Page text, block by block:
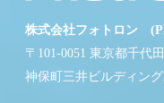
株式会社フォトロン
〒101-0051 東京都千代
神保町三井ビルディン